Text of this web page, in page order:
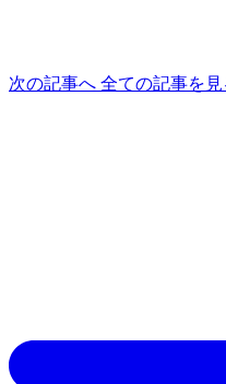
次の記事へ 全ての記事を見